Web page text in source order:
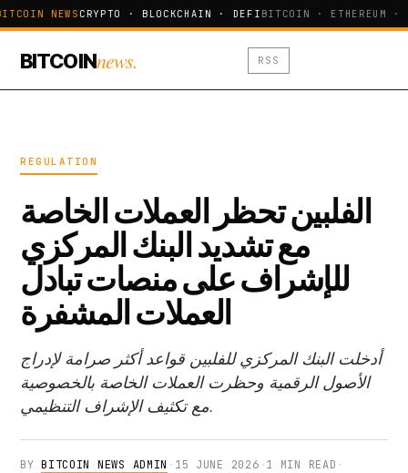
NEWSCRYPTO · BLOCKCHAIN · DEFIBITCOIN · ETHEREUM ·
BITCOINnews. RSS
REGULATION
الفلبين تحظر العملات الخاصة
مع تشديد البنك المركزي
للإشراف على منصات تبادل
العملات المشفرة
أدخلت البنك المركزي للفلبين قواعد أكثر صرامة لإدراج
الأصول الرقمية وحظرت العملات الخاصة بالخصوصية
مع تكثيف الإشراف التنظيمي.
BYBITCOIN NEWS ADMIN · 15 JUNE 2026 ·1 MIN READ ·